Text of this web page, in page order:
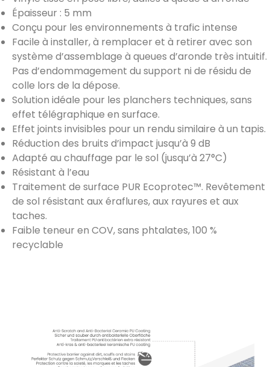
Épaisseur : 5 mm
Conçu pour les environnements à trafic intense
Facile à installer, à remplacer et à retirer avec son
système d’assemblage à queues d’aronde très intuitif.
Pas d’endommagement du support ni de résidu de
colle lors de la dépose.
Solution idéale pour les planchers techniques, sans
effet télégraphique en surface.
Effet joints invisibles pour un rendu similaire à un tapis.
Réduction des bruits d’impact jusqu’à 9 dB
Adapté au chauffage par le sol (jusqu’à 27°C)
Résistant à l’eau
Traitement de surface PUR Ecoprotec™. Revêtement
de sol résistant aux éraflures, aux rayures et aux
taches.
Faible teneur en COV, sans phtalates, 100 %
recyclable